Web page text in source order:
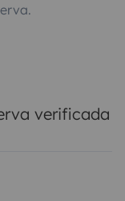
verificada